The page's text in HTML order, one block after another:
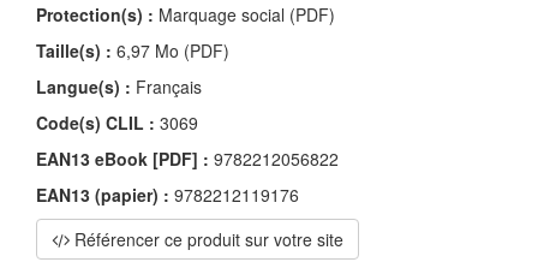
Protection(s) : Marquage social (PDF)
Taille(s) : 6,97 Mo (PDF)
Langue(s) : Français
Code(s) CLIL : 3069
EAN13 eBook [PDF] : 9782212056822
EAN13 (papier) : 9782212119176
Référencer ce produit sur votre site